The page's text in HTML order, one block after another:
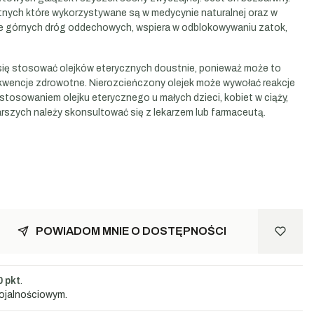
które wykorzystywane są w medycynie naturalnej oraz w
górnych dróg oddechowych, wspiera w odblokowywaniu zatok,
stosować olejków eterycznych doustnie, ponieważ może to
zdrowotne. Nierozcieńczony olejek może wywołać reakcje
olejku eterycznego u małych dzieci, kobiet w ciąży,
należy skonsultować się z lekarzem lub farmaceutą.
POWIADOM MNIE O DOSTĘPNOŚCI
pkt.